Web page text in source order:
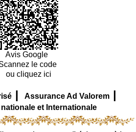
Avis Google
le code
ou cliquez ici
| Assurance Ad Valorem |
et Internationale